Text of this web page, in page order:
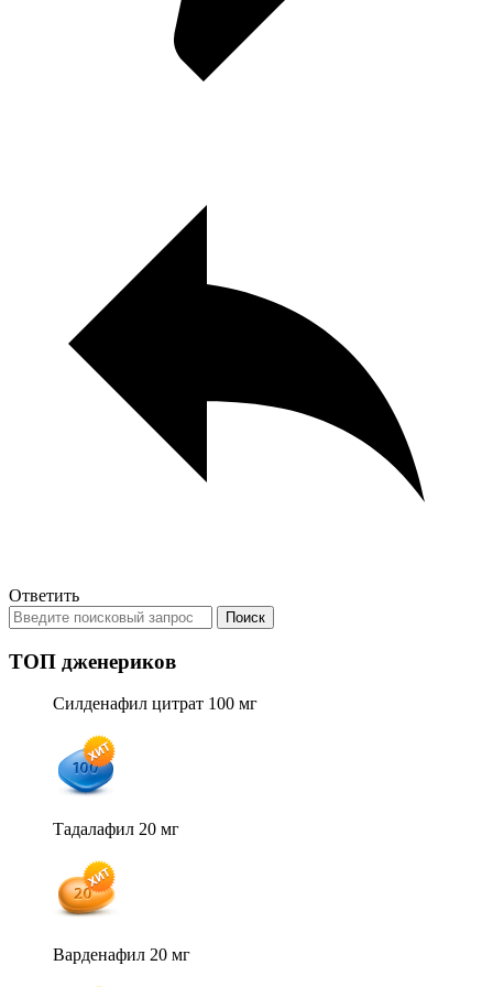
Ответить
ТОП дженериков
Силденафил цитрат 100 мг
Тадалафил 20 мг
Варденафил 20 мг